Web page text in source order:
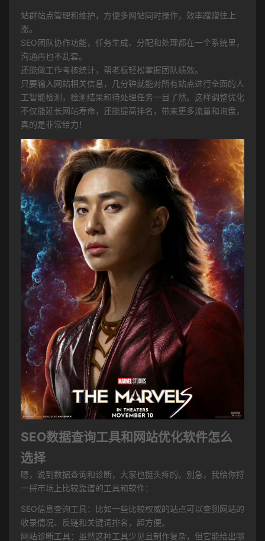
站群站点管理和维护，方便多网站同时操作，效率蹭蹭往上
涨。
SEO团队协作功能，任务生成、分配和处理都在一个系统里，
沟通再也不乱套。
还能做工作考核统计，帮老板轻松掌握团队绩效。
只要输入网站相关信息，几分钟就能对所有站点进行全面的人
工智能检测，检测结果和待处理任务一目了然。这样调整优化
不仅能延长网站寿命，还能提高排名，带来更多流量和询盘，
真的是非常给力！
SEO数据查询工具和网站优化软件怎么
选择
嗯，说到数据查询和诊断，大家也挺头疼的。别急，我给你捋
一捋市场上比较靠谱的工具和软件：
SEO信息查询工具：比如一些比较权威的站点可以查到网站的
收录情况、反链和关键词排名，超方便。
网站诊断工具：虽然这种工具少见且制作复杂，但它能给出哪